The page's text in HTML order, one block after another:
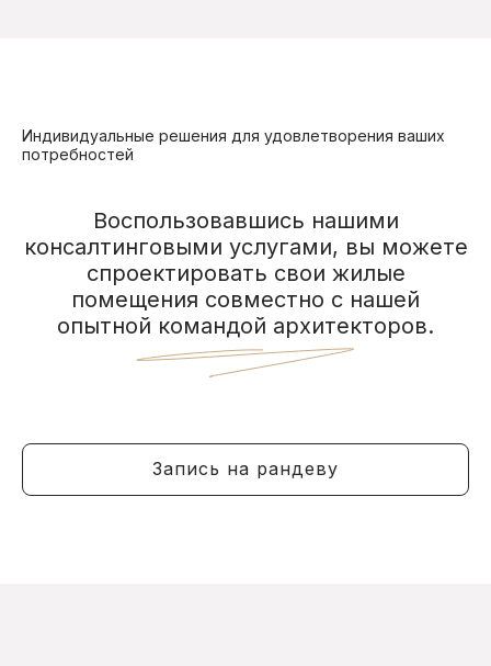
Индивидуальные решения для удовлетворения ваших
потребностей
Воспользовавшись нашими
консалтинговыми услугами, вы можете
спроектировать свои жилые
помещения совместно с нашей
опытной командой архитекторов.
Запись на рандеву